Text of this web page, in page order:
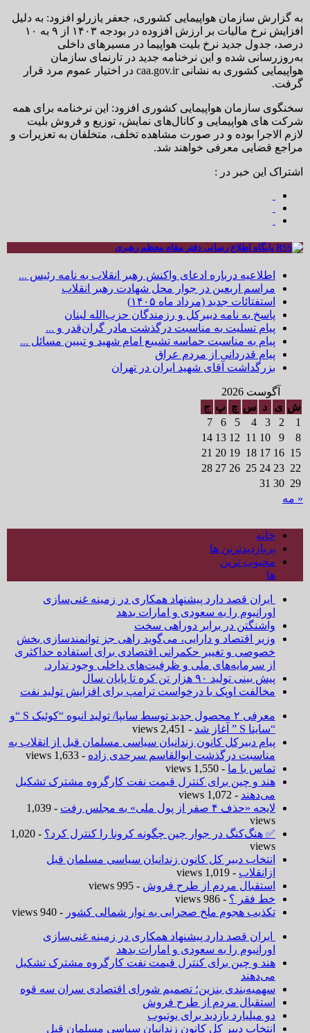
به گزارش سازمان هواپیمایی کشوری، جعفر یازرلو افزود: به ‌دلیل
افزایش نرخ مالیات بر ارزش افزوده در بودجه ۱۴۰۳ از ۹ به ۱۰
درصد، جدول جدید نرخ بلیت هواپیما در مسیرهای داخلی
به‌روزرسانی شده و این نرخنامه جدید در تارنمای سازمان
هواپیمایی کشوری به نشانی caa.gov.ir در اختیار عموم مرد قرار
گرفت.
سخنگوی سازمان هواپیمایی کشوری افزود: این نرخنامه برای همه
شرکت های هواپیمایی و کانال‌های نمایش، توزیع و فروش بلیت
لازم الاجرا بوده و در صورت مشاهده تخلف، متخلفان به تعزیرات و
مراجع قضایی معرفی خواهند شد.
اشتراک این خبر در :
پایگاه اطلاع رسانی دفتر مقام معظم رهبری
اطلاعیه درباره ادعای واکنش رهبر انقلاب به نامه رئیس ...
مراسم اربعین در جوار محل شهادت رهبر انقلاب
استفتائات جدید (مرداد ماه ۱۴۰۵)
پاسخ به نامه دبیرکل و رزمندگان حزب‌الله لبنان
پیام تسلیت به مناسبت درگذشت مادر گران‌قدر و ...
پیام به مناسبت حماسه تشییع امام شهید و تبیین مسائل ...
پیام قدردانی از مردم عراق
بزرگداشت آقای شهید ایران در تهران
آگوست 2026
ش ی د س چ پ ج
1
2
3
4
5
6
7
8
9
10
11
12
13
14
15
16
17
18
19
20
21
22
23
24
25
26
27
28
29
30
31
« مه
خانه
پربازدیدترین ها
محبوب ترین
ها
ایران قصد دارد پیشنهاد همکاری در زمینه غنی‌سازی
اورانیوم را به سعودی و امارات بدهد
واشنگتن در برابر دوراهی سخت
وزیر اقتصاد و دارایی، می‌گوید راهی جز توانمندسازی بخش
خصوصی و تغییر حکمرانی اقتصادی برای استفاده حداکثری
از سرمایه‌های ملی و ظرفیت‌های داخلی وجود ندارد.
پیش بینی تولید ۹۰ هزار تن کره تا پایان سال
مخالفت اوپک با درخواست ترامپ برای افزایش تولید نفت
معرفی ۲ محصول جدید توسط سایپا/ تولید انبوه “کوئیک S “و
“ساینا S ” آغاز شد
- 2,451 views
پیام دبیرکل کانون زندانیان سیاسی مسلمان قبل از انقلاب به
مناسبت درگذشت ابوالقاسم سرحدی زاده - 1,633 views
تماس با ما - 1,550 views
هند و چین برای کنترل قیمت نفت کارگروه مشترک تشکیل
می‌دهند - 1,072 views
لایحه «حذف ۴ صفر از پول ملی» به مجلس رفت
- 1,039
views
✅ هنگ‌کنگ در جوار چین چگونه کرونا را کنترل کرد؟
- 1,020
views
انتخاب دبیر کل کانون زندانیان سیاسی مسلمان قبل
ازانقلاب - 1,019 views
استقبال مردم از طرح فروش - 995 views
خط فقر ؟ - 986 views
تکذیب هجوم ملخ صحرایی به نوار شمالی کشور - 940 views
ایران قصد دارد پیشنهاد همکاری در زمینه غنی‌سازی
اورانیوم را به سعودی و امارات بدهد
هند و چین برای کنترل قیمت نفت کارگروه مشترک تشکیل
می‌دهند
سهمیه‌بندی بنزین؛ تصمیم شورای اقتصادی سران سه قوه
استقبال مردم از طرح فروش
دو میلیارد بازدید برای یوتیوب
انتخاب دبیر کل کانون زندانیان سیاسی مسلمان قبل